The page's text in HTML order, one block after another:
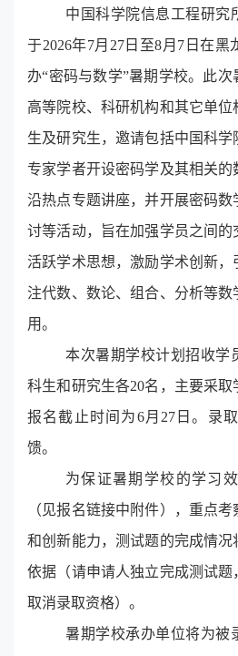
中国科学院信息工程研究
于2026年7月27日至8月7日在
办“密码与数学”暑期学校。此
高等院校、科研机构和其它单
生及研究生，邀请包括中国科学
专家学者开设密码学及其相关
沿热点专题讲座，并开展密码
讨等活动，
旨在加强学员之间的
活跃学术思想，激励学术创新
注代数、数论、组合、分析等
用。
本次暑期学校计划招收学
科生和研究生各20名，主要采取
报名截止时间为6月27日。录
馈。
为保证暑期学校的学习
（见报名链接中附件），重点
和创新能力，测试题的完成情
依据（请申请人独立完成测试
取消录取资格）。
暑期学校承办单位将为被